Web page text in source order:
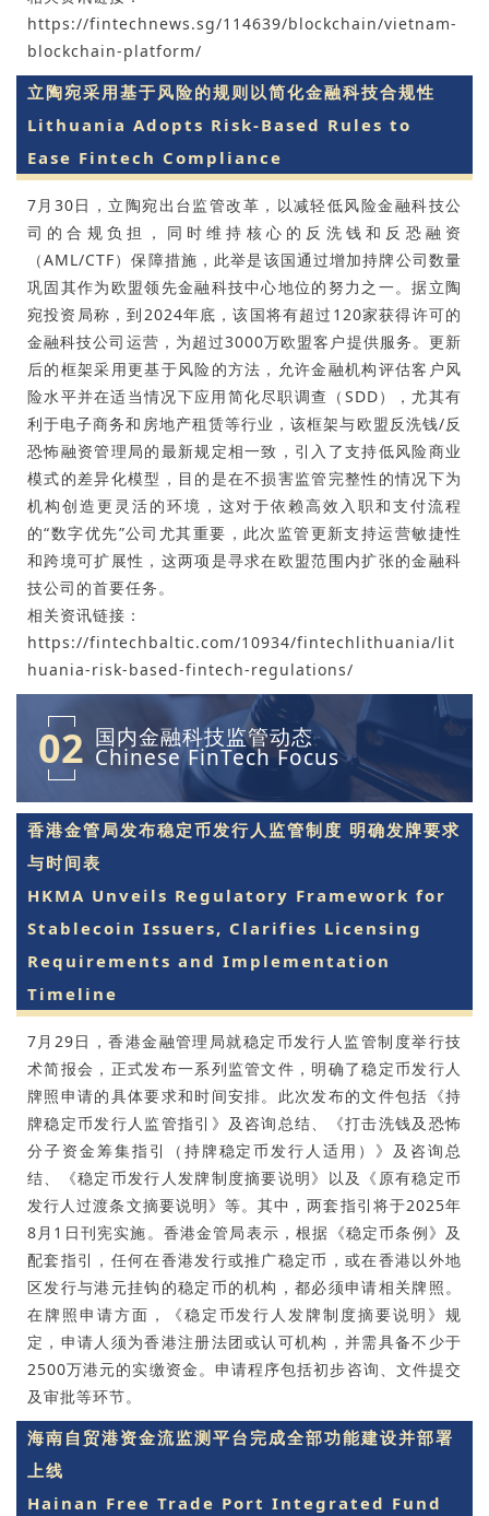
https://fintechnews.sg/114639/blockchain/vietnam-
blockchain-platform/
立陶宛采用基于风险的规则以简化金融科技合规性
Lithuania Adopts Risk-Based Rules to
Ease Fintech Compliance
7月30日，立陶宛出台监管改革，以减轻低风险金融科技公
司的合规负担，同时维持核心的反洗钱和反恐融资
（AML/CTF）保障措施，此举是该国通过增加持牌公司数量
巩固其作为欧盟领先金融科技中心地位的努力之一。据立陶
宛投资局称，到2024年底，该国将有超过120家获得许可的
金融科技公司运营，为超过3000万欧盟客户提供服务。更新
后的框架采用更基于风险的方法，允许金融机构评估客户风
险水平并在适当情况下应用简化尽职调查（SDD），尤其有
利于电子商务和房地产租赁等行业，该框架与欧盟反洗钱/反
恐怖融资管理局的最新规定相一致，引入了支持低风险商业
模式的差异化模型，目的是在不损害监管完整性的情况下为
机构创造更灵活的环境，这对于依赖高效入职和支付流程
的“数字优先”公司尤其重要，此次监管更新支持运营敏捷性
和跨境可扩展性，这两项是寻求在欧盟范围内扩张的金融科
技公司的首要任务。
相关资讯链接：
https://fintechbaltic.com/10934/fintechlithuania/lit
huania-risk-based-fintech-regulations/
02 国内金融科技监管动态
Chinese FinTech Focus
香港金管局发布稳定币发行人监管制度 明确发牌要求
与时间表
HKMA Unveils Regulatory Framework for
Stablecoin Issuers, Clarifies Licensing
Requirements and Implementation
Timeline
7月29日，香港金融管理局就稳定币发行人监管制度举行技
术简报会，正式发布一系列监管文件，明确了稳定币发行人
牌照申请的具体要求和时间安排。此次发布的文件包括《持
牌稳定币发行人监管指引》及咨询总结、《打击洗钱及恐怖
分子资金筹集指引（持牌稳定币发行人适用）》及咨询总
结、《稳定币发行人发牌制度摘要说明》以及《原有稳定币
发行人过渡条文摘要说明》等。其中，两套指引将于2025年
8月1日刊宪实施。香港金管局表示，根据《稳定币条例》及
配套指引，任何在香港发行或推广稳定币，或在香港以外地
区发行与港元挂钩的稳定币的机构，都必须申请相关牌照。
在牌照申请方面，《稳定币发行人发牌制度摘要说明》规
定，申请人须为香港注册法团或认可机构，并需具备不少于
2500万港元的实缴资金。申请程序包括初步咨询、文件提交
及审批等环节。
海南自贸港资金流监测平台完成全部功能建设并部署
上线
Hainan Free Trade Port Integrated Fund